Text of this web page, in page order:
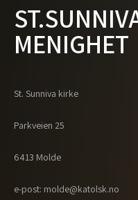
MENIGHET
St. Sunniva kirke
Parkveien 25
6413 Molde
e-post: molde@katolsk.no